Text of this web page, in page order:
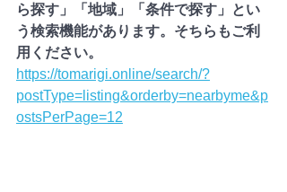
ら探す」「地域」「条件で探す」とい
う検索機能があります。そちらもご利
用ください。
https://tomarigi.online/search/?
postType=listing&orderby=nearbyme&p
ostsPerPage=12